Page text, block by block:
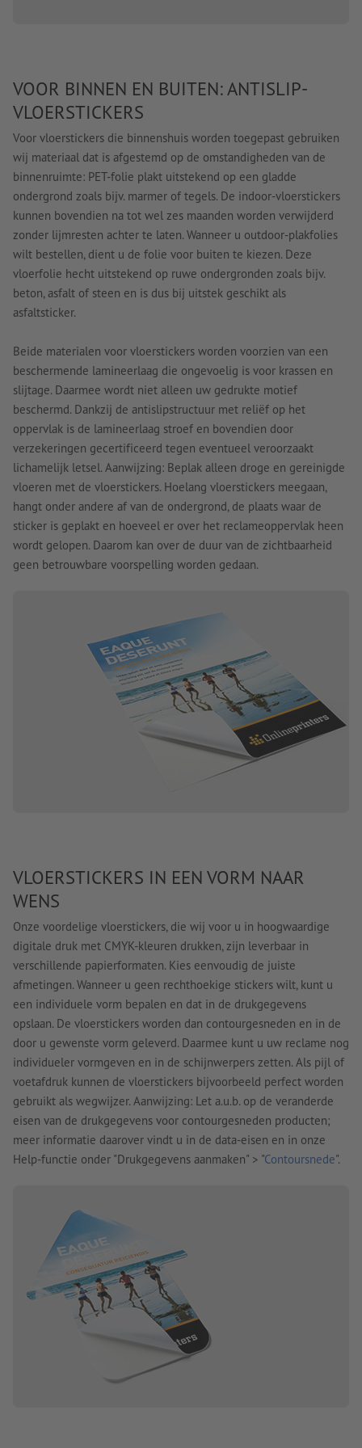
VOOR BINNEN EN BUITEN: ANTISLIP-
VLOERSTICKERS
Voor vloerstickers die binnenshuis worden toegepast gebruiken
wij materiaal dat is afgestemd op de omstandigheden van de
binnenruimte: PET-folie plakt uitstekend op een gladde
ondergrond zoals bijv. marmer of tegels. De indoor-vloerstickers
kunnen bovendien na tot wel zes maanden worden verwijderd
zonder lijmresten achter te laten. Wanneer u outdoor-plakfolies
wilt bestellen, dient u de folie voor buiten te kiezen. Deze
vloerfolie hecht uitstekend op ruwe ondergronden zoals bijv.
beton, asfalt of steen en is dus bij uitstek geschikt als
asfaltsticker.
Beide materialen voor vloerstickers worden voorzien van een
beschermende lamineerlaag die ongevoelig is voor krassen en
slijtage. Daarmee wordt niet alleen uw gedrukte motief
beschermd. Dankzij de antislipstructuur met reliëf op het
oppervlak is de lamineerlaag stroef en bovendien door
verzekeringen gecertificeerd tegen eventueel veroorzaakt
lichamelijk letsel. Aanwijzing: Beplak alleen droge en gereinigde
vloeren met de vloerstickers. Hoelang vloerstickers meegaan,
hangt onder andere af van de ondergrond, de plaats waar de
sticker is geplakt en hoeveel er over het reclameoppervlak heen
wordt gelopen. Daarom kan over de duur van de zichtbaarheid
geen betrouwbare voorspelling worden gedaan.
VLOERSTICKERS IN EEN VORM NAAR
WENS
Onze voordelige vloerstickers, die wij voor u in hoogwaardige
digitale druk met CMYK-kleuren drukken, zijn leverbaar in
verschillende papierformaten. Kies eenvoudig de juiste
afmetingen. Wanneer u geen rechthoekige stickers wilt, kunt u
een individuele vorm bepalen en dat in de drukgegevens
opslaan. De vloerstickers worden dan contourgesneden en in de
door u gewenste vorm geleverd. Daarmee kunt u uw reclame nog
individueler vormgeven en in de schijnwerpers zetten. Als pijl of
voetafdruk kunnen de vloerstickers bijvoorbeeld perfect worden
gebruikt als wegwijzer. Aanwijzing: Let a.u.b. op de veranderde
eisen van de drukgegevens voor contourgesneden producten;
meer informatie daarover vindt u in de data-eisen en in onze
Help-functie onder "Drukgegevens aanmaken" > "Contoursnede".